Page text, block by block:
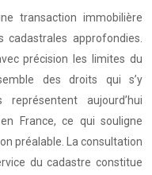
transaction immobilière
approfondies.
précision les limites du
des droits qui s’y
aujourd’hui
France, ce qui souligne
préalable. La consultation
du cadastre constitue